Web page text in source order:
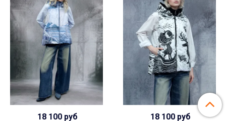
18 100 руб 18 100 руб